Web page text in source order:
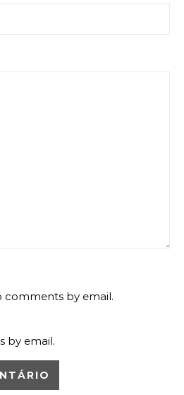
by email.
by email.